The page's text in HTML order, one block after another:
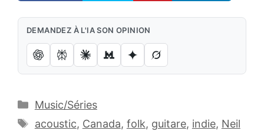
DEMANDEZ À L'IA SON OPINION
Catégories
Music/Séries
Étiquettes
acoustic, Canada, folk, guitare, indie, Neil